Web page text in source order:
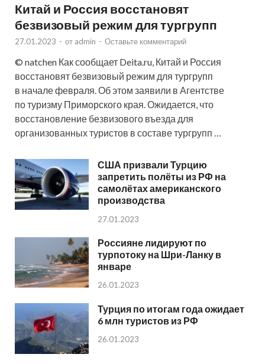
Китай и Россия восстановят
безвизовый режим для тургрупп
27.01.2023 - от admin - Оставьте комментарий
© natchen Как сообщает Deita.ru, Китай и Россия
восстановят безвизовый режим для тургрупп
в начале февраля. Об этом заявили в Агентстве
по туризму Приморского края. Ожидается, что
восстановление безвизового въезда для
организованных туристов в составе тургрупп …
США призвали Турцию
запретить полёты из РФ на
самолётах американского
производства
27.01.2023
Россияне лидируют по
турпотоку на Шри-Ланку в
январе
26.01.2023
Турция по итогам года ожидает
6 млн туристов из РФ
26.01.2023